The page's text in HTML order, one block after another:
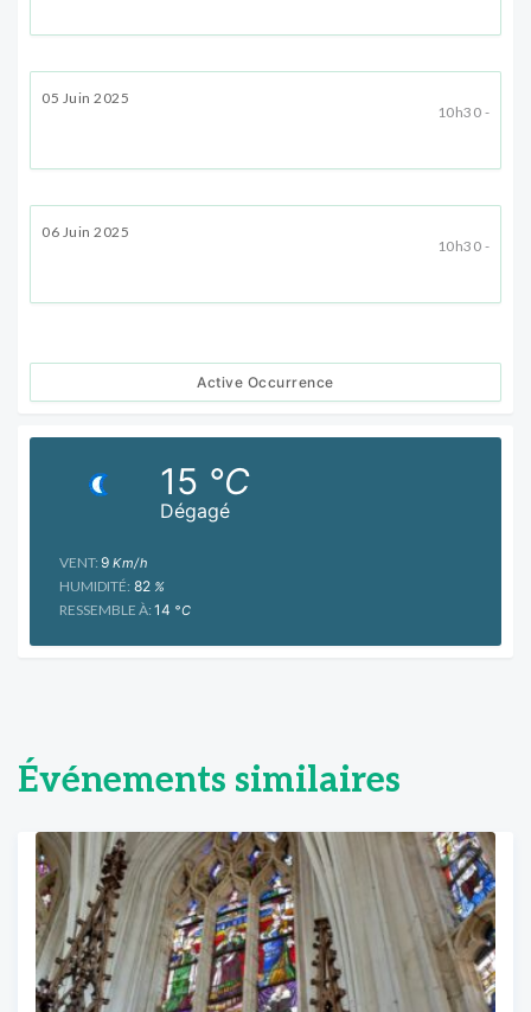
05 Juin 2025
10h30 -
06 Juin 2025
10h30 -
Active Occurrence
Dégagé
15 °C
VENT: 9 Km/h
HUMIDITÉ: 82 %
RESSEMBLE À: 14 °C
Événements similaires